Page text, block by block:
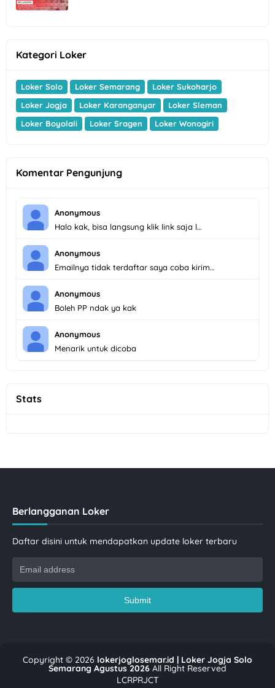
Kategori Loker
Loker Solo Loker Semarang
Loker Sukoharjo
Loker Jogja
Loker Karanganyar
Loker Sleman
Loker Boyolali
Loker Sragen Loker Wonogiri
Komentar Pengunjung
Anonymous
Halo kak, bisa langsung klik link saja l…
Anonymous
Emailnya tidak terdaftar saya coba kirim…
Anonymous
Boleh PP ndak ya kak
Anonymous
Menarik untuk dicoba
Stats
Berlangganan Loker
Daftar disini untuk mendapatkan update loker terbaru
Copyright © 2026 lokerjoglosemar.id | Loker Jogja Solo
Semarang Agustus 2026 All Right Reserved
LCRPRJCT